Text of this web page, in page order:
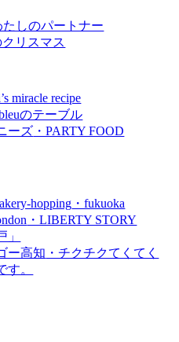
たしのパートナー
クリスマス
miracle recipe
のテーブル
ーズ ・PARTY FOOD
hopping ・fukuoka
・LIBERTY STORY
」
ー高知 ・チクチクてくてく
す。